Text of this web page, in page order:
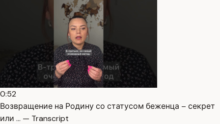
0:52
Возвращение на Родину со статусом беженца – секрет
или … — Transcript